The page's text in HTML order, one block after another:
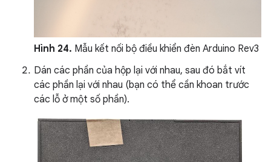
Hình 24. Mẫu kết nối bộ điều khiển đèn Arduino Rev3
Dán các phần của hộp lại với nhau, sau đó bắt vít
các phần lại với nhau (bạn có thể cần khoan trước
các lỗ ở một số phần).